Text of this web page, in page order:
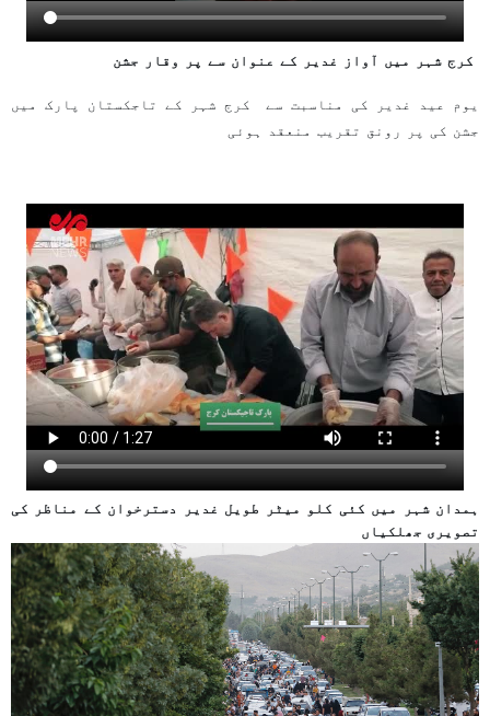
کرج شہر میں آواز غدیر کے عنوان سے پر وقار جشن
یوم عید غدیر کی مناسبت سے کرج شہر کے تاجکستان پارک میں
جشن کی پر رونق تقریب منعقد ہوئی
ہمدان شہر میں کئی کلو میٹر طویل غدیر دسترخوان کے مناظر کی
تصویری جھلکیاں